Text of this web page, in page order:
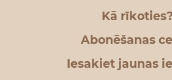
Kā rīkoties?
Abonēšanas
Iesakiet jaunas